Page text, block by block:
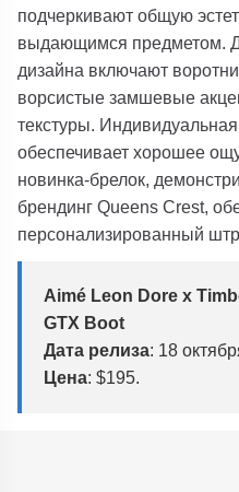
подчеркивают общую
выдающимся предметом.
дизайна включают
ворсистые замшевые
текстуры.
обеспечивает хорошее
новинка-брелок,
брендинг Queens Crest,
персонализированный
Aimé Leon Dore x
GTX Boot
Дата релиза: 18
Цена: $195.